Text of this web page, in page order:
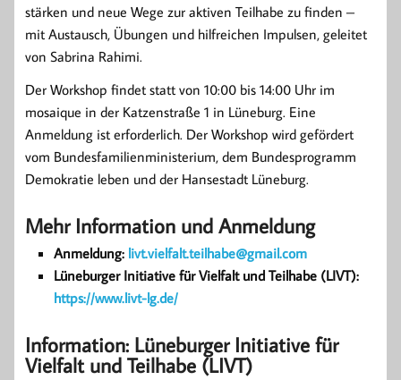
stärken und neue Wege zur aktiven Teilhabe zu finden –
mit Austausch, Übungen und hilfreichen Impulsen, geleitet
von Sabrina Rahimi.
Der Workshop findet statt von 10:00 bis 14:00 Uhr im
mosaique in der Katzenstraße 1 in Lüneburg. Eine
Anmeldung ist erforderlich. Der Workshop wird gefördert
vom Bundesfamilienministerium, dem Bundesprogramm
Demokratie leben und der Hansestadt Lüneburg.
Mehr Information und Anmeldung
Anmeldung: livt.vielfalt.teilhabe@gmail.com
Lüneburger Initiative für Vielfalt und Teilhabe (LIVT):
https://www.livt-lg.de/
Information: Lüneburger Initiative für
Vielfalt und Teilhabe (LIVT)